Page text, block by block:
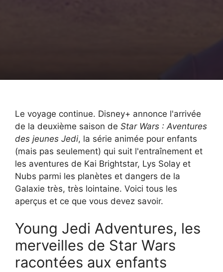
Le voyage continue. Disney+ annonce l'arrivée
de la deuxième saison de Star Wars : Aventures
des jeunes Jedi, la série animée pour enfants
(mais pas seulement) qui suit l'entraînement et
les aventures de Kai Brightstar, Lys Solay et
Nubs parmi les planètes et dangers de la
Galaxie très, très lointaine. Voici tous les
aperçus et ce que vous devez savoir.
Young Jedi Adventures, les
merveilles de Star Wars
racontées aux enfants